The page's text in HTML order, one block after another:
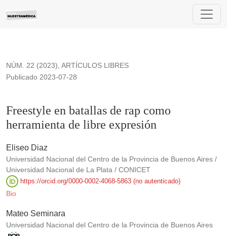
Freestyle en batallas de rap como herramienta de libre
NÚM. 22 (2023), ARTÍCULOS LIBRES
Freestyle en batallas de rap como
herramienta de libre expresión
Publicado 2023-07-28
Eliseo Diaz
Universidad Nacional del Centro de la Provincia de Buenos Aires /
Universidad Nacional de La Plata / CONICET
https://orcid.org/0000-0002-4068-5863 (no autenticado)
Bio
Mateo Seminara
Universidad Nacional del Centro de la Provincia de Buenos Aires